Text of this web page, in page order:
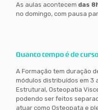
As aulas acontecem das
no domingo, com pausa
Quanto tempo é de
A Formação tem duração
módulos distribuídos em 3
Estrutural, Osteopatia
podendo ser feitos
atuar como Osteopata e